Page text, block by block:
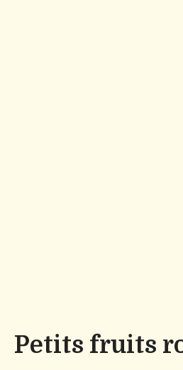
Petits fruits